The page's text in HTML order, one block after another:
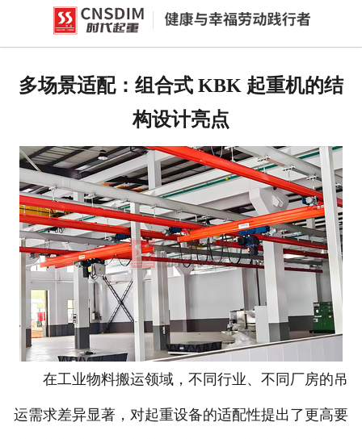
网站首页
公司概况
资质荣誉
企业文化
联系我们
多场景适配：组合式 KBK 起重机的结
构设计亮点
在工业物料搬运领域，不同行业、不同厂房的吊
运需求差异显著，对起重设备的适配性提出了更高要